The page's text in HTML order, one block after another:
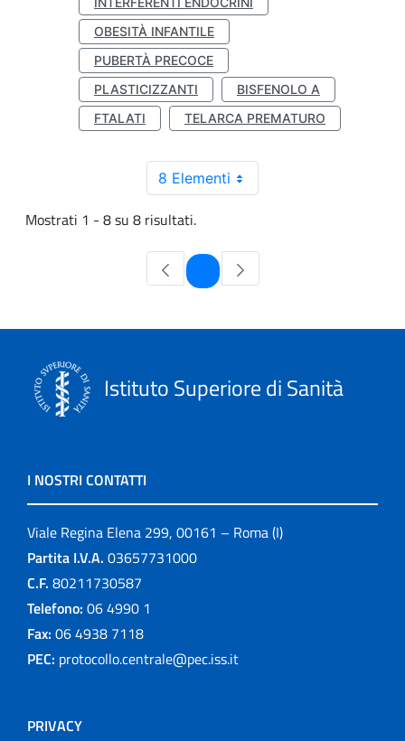
OBESITÀ INFANTILE
PUBERTÀ PRECOCE
PLASTICIZZANTI
BISFENOLO A
FTALATI
TELARCA PREMATURO
8 Elementi
Mostrati 1 - 8 su 8 risultati.
Pagina
Istituto Superiore di Sanità
I NOSTRI CONTATTI
Viale Regina Elena 299, 00161 – Roma (I)
Partita I.V.A. 03657731000
C.F. 80211730587
Telefono: 06 4990 1
Fax: 06 4938 7118
PEC: protocollo.centrale@pec.iss.it
PRIVACY